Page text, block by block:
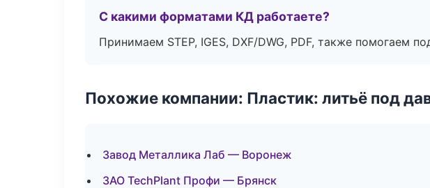
С какими форматами КД работаете?
Принимаем STEP, IGES, DXF/DWG, PDF, также помогаем
Похожие компании: Пластик: литьё под
Завод Металлика Лаб — Воронеж
ЗАО TechPlant Профи — Брянск